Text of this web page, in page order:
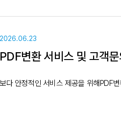
2026.06.23
PDF변환 서비스 및 고객